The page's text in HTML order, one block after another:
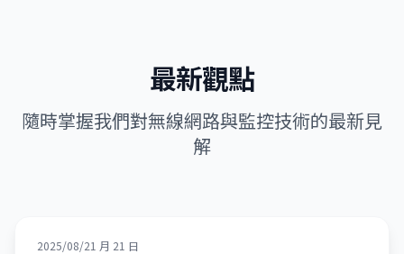
最新觀點
隨時掌握我們對無線網路與監控技術的最新見
解
2025/08/21 月 21 日